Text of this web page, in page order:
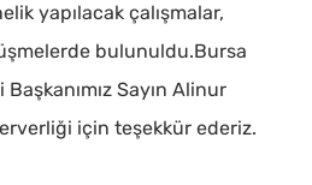
yapılacak çalışmalar,
bulunuldu.Bursa
Sayın Alinur
için teşekkür ederiz.